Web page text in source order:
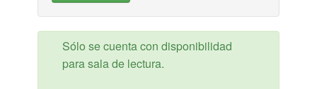
Sólo se cuenta con disponibilidad
para sala de lectura.